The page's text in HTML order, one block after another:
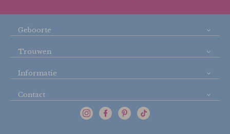
Geboorte
Trouwen
Informatie
Contact